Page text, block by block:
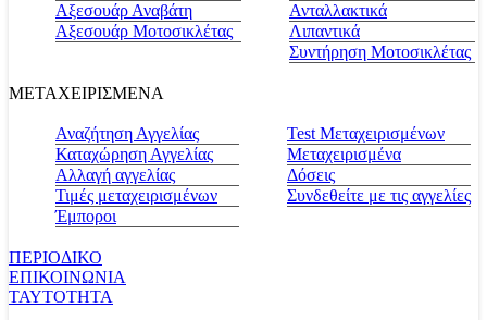
Αξεσουάρ Αναβάτη
Αξεσουάρ Μοτοσικλέτας
Ανταλλακτικά
Λιπαντικά
Συντήρηση Μοτοσικλέτας
ΜΕΤΑΧΕΙΡΙΣΜΕΝΑ
Αναζήτηση Αγγελίας
Καταχώρηση Αγγελίας
Αλλαγή αγγελίας
Τιμές μεταχειρισμένων
Έμποροι
Test Μεταχειρισμένων
Μεταχειρισμένα
Δόσεις
Συνδεθείτε με τις αγγελίες
ΠΕΡΙΟΔΙΚΟ
ΕΠΙΚΟΙΝΩΝΙΑ
ΤΑΥΤΟΤΗΤΑ